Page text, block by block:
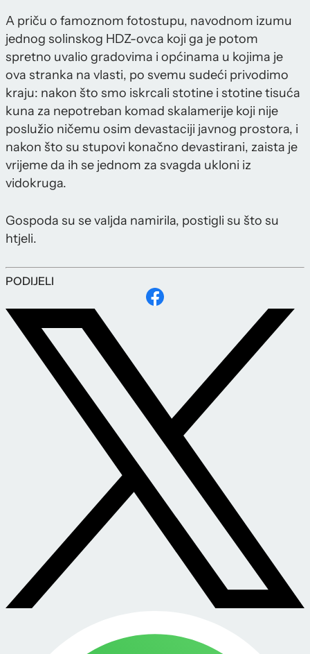
A priču o famoznom fotostupu, navodnom izumu
jednog solinskog HDZ-ovca koji ga je potom
spretno uvalio gradovima i općinama u kojima je
ova stranka na vlasti, po svemu sudeći privodimo
kraju: nakon što smo iskrcali stotine i stotine tisuća
kuna za nepotreban komad skalamerije koji nije
poslužio ničemu osim devastaciji javnog prostora, i
nakon što su stupovi konačno devastirani, zaista je
vrijeme da ih se jednom za svagda ukloni iz
vidokruga.
Gospoda su se valjda namirila, postigli su što su
htjeli.
PODIJELI